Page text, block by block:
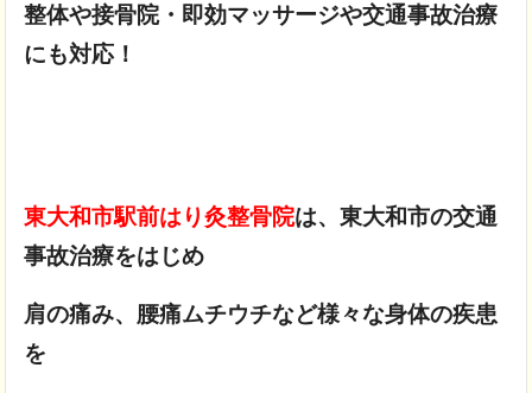
整体や接骨院・即効マッサージや交通事故治療
にも対応！
東大和市駅前はり灸整骨院は、東大和市の交通
事故治療をはじめ
肩の痛み、 腰痛ムチウチなど様々な身体の疾患
を